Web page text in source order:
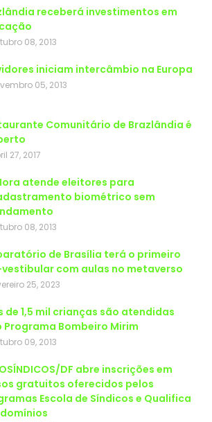
receberá investimentos em
08, 2013
iniciam intercâmbio na Europa
05, 2013
Comunitário de Brazlândia é
27, 2017
atende eleitores para
biométrico sem
08, 2013
de Brasília terá o primeiro
com aulas no metaverso
25, 2023
de 1,5 mil crianças são atendidas
09, 2013
DF abre inscrições em
gratuitos oferecidos pelos
Escola de Síndicos e Qualifica